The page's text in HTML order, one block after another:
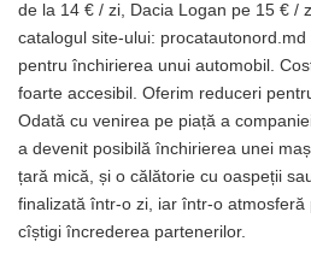
de la 14 € / zi, Dacia Logan pe 15 € /
catalogul site-ului:
pentru închirierea unui automobil.
foarte accesibil. Oferim reduceri
Odată cu venirea pe piață a
a devenit posibilă închirierea unei
țară mică, și o călătorie cu oaspeții
finalizată într-o zi, iar într-o atmosferă
cîștigi încrederea partenerilor.